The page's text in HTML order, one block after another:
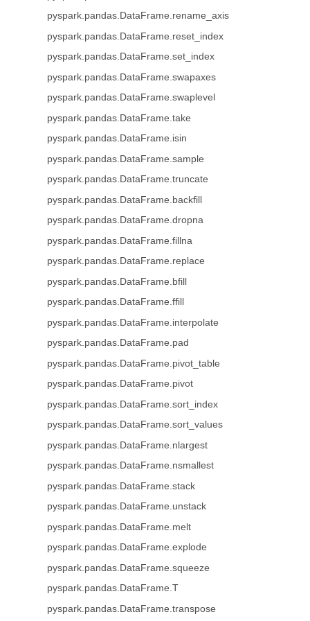
pyspark.pandas.DataFrame.rename_axis
pyspark.pandas.DataFrame.reset_index
pyspark.pandas.DataFrame.set_index
pyspark.pandas.DataFrame.swapaxes
pyspark.pandas.DataFrame.swaplevel
pyspark.pandas.DataFrame.take
pyspark.pandas.DataFrame.isin
pyspark.pandas.DataFrame.sample
pyspark.pandas.DataFrame.truncate
pyspark.pandas.DataFrame.backfill
pyspark.pandas.DataFrame.dropna
pyspark.pandas.DataFrame.fillna
pyspark.pandas.DataFrame.replace
pyspark.pandas.DataFrame.bfill
pyspark.pandas.DataFrame.ffill
pyspark.pandas.DataFrame.interpolate
pyspark.pandas.DataFrame.pad
pyspark.pandas.DataFrame.pivot_table
pyspark.pandas.DataFrame.pivot
pyspark.pandas.DataFrame.sort_index
pyspark.pandas.DataFrame.sort_values
pyspark.pandas.DataFrame.nlargest
pyspark.pandas.DataFrame.nsmallest
pyspark.pandas.DataFrame.stack
pyspark.pandas.DataFrame.unstack
pyspark.pandas.DataFrame.melt
pyspark.pandas.DataFrame.explode
pyspark.pandas.DataFrame.squeeze
pyspark.pandas.DataFrame.T
pyspark.pandas.DataFrame.transpose